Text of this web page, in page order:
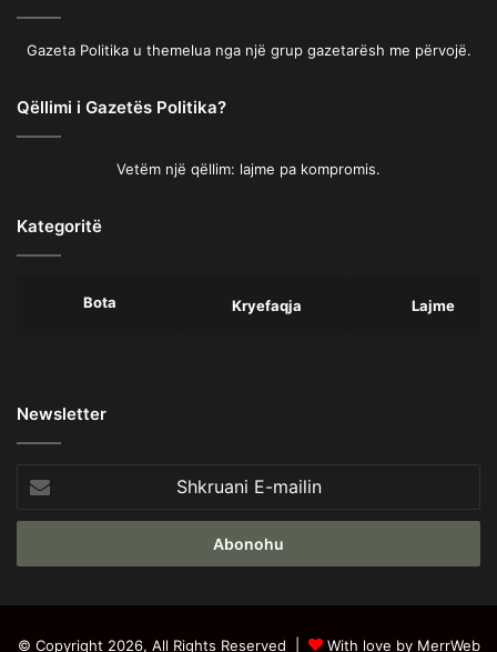
Gazeta Politika u themelua nga një grup gazetarësh me përvojë.
Qëllimi i Gazetës Politika?
Vetëm një qëllim: lajme pa kompromis.
Kategoritë
Bota Kryefaqja Lajme
Newsletter
E-
mailin
© Copyright 2026, All Rights Reserved | With love by MerrWeb